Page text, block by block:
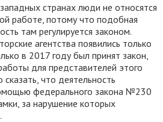
странах люди не относятся
работе, потому что подобная
там регулируется законом.
агентства появились только
в 2017 году был принят закон,
для представителей этого
что деятельность
федерального закона №230
за нарушение которых